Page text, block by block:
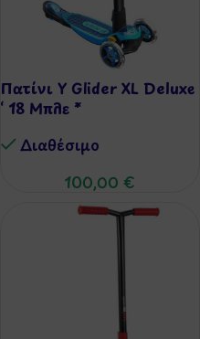
Πατίνι Y Glider XL Deluxe
‘ 18 Μπλε *
Διαθέσιμo
100,00 €